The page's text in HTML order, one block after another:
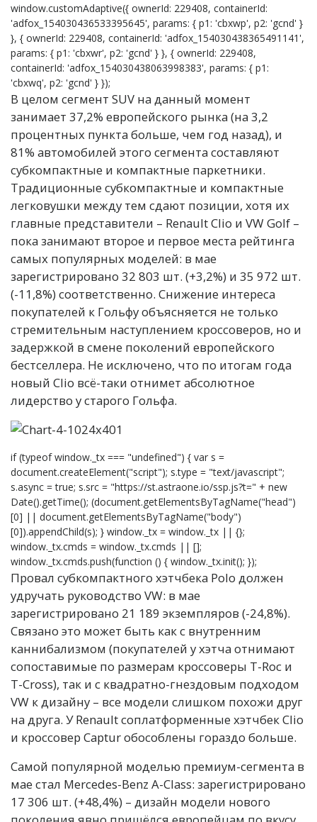
window.customAdaptive({ ownerId: 229408, containerId:
'adfox_154030436533395645', params: { p1: 'cbxwp', p2: 'gcnd' }
}, { ownerId: 229408, containerId: 'adfox_154030438365491141',
params: { p1: 'cbxwr', p2: 'gcnd' } }, { ownerId: 229408,
containerId: 'adfox_154030438063998383', params: { p1:
'cbxwq', p2: 'gcnd' } });
В целом сегмент SUV на данный момент
занимает 37,2% европейского рынка (на 3,2
процентных пункта больше, чем год назад), и
81% автомобилей этого сегмента составляют
субкомпактные и компактные паркетники.
Традиционные субкомпактные и компактные
легковушки между тем сдают позиции, хотя их
главные представители – Renault Clio и VW Golf –
пока занимают второе и первое места рейтинга
самых популярных моделей: в мае
зарегистрировано 32 803 шт. (+3,2%) и 35 972 шт.
(-11,8%) соответственно. Снижение интереса
покупателей к Гольфу объясняется не только
стремительным наступлением кроссоверов, но и
задержкой в смене поколений европейского
бестселлера. Не исключено, что по итогам года
новый Clio всё-таки отнимет абсолютное
лидерство у старого Гольфа.
if (typeof window._tx === "undefined") { var s =
document.createElement("script"); s.type = "text/javascript";
s.async = true; s.src = "https://st.astraone.io/ssp.js?t=" + new
Date().getTime(); (document.getElementsByTagName("head")
[0] || document.getElementsByTagName("body")
[0]).appendChild(s); } window._tx = window._tx || {};
window._tx.cmds = window._tx.cmds || [];
window._tx.cmds.push(function () { window._tx.init(); });
Провал субкомпактного хэтчбека Polo должен
удручать руководство VW: в мае
зарегистрировано 21 189 экземпляров (-24,8%).
Связано это может быть как с внутренним
каннибализмом (покупателей у хэтча отнимают
сопоставимые по размерам кроссоверы T-Roc и
T-Cross), так и с квадратно-гнездовым подходом
VW к дизайну – все модели слишком похожи друг
на друга. У Renault соплатформенные хэтчбек Clio
и кроссовер Captur обособлены гораздо больше.
Самой популярной моделью премиум-сегмента в
мае стал Mercedes-Benz A-Class: зарегистрировано
17 306 шт. (+48,4%) – дизайн модели нового